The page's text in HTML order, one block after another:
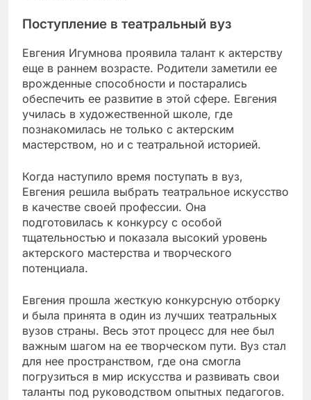
Поступление в театральный вуз
Евгения Игумнова проявила талант к актерству
еще в раннем возрасте. Родители заметили ее
врожденные способности и постарались
обеспечить ее развитие в этой сфере. Евгения
училась в художественной школе, где
познакомилась не только с актерским
мастерством, но и с театральной историей.
Когда наступило время поступать в вуз,
Евгения решила выбрать театральное искусство
в качестве своей профессии. Она
подготовилась к конкурсу с особой
тщательностью и показала высокий уровень
актерского мастерства и творческого
потенциала.
Евгения прошла жесткую конкурсную отборку
и была принята в один из лучших театральных
вузов страны. Весь этот процесс для нее был
важным шагом на ее творческом пути. Вуз стал
для нее пространством, где она смогла
погрузиться в мир искусства и развивать свои
таланты под руководством опытных педагогов.